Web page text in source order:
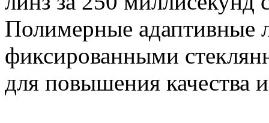
Полимерные адаптивные
фиксированными
для повышения качества